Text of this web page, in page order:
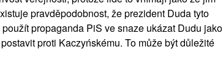
pravděpodobnost, že prezident Duda tyto
propaganda PiS ve snaze ukázat Dudu jako
proti Kaczyńskému. To může být důležité